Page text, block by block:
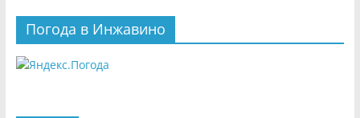
Погода в Инжавино